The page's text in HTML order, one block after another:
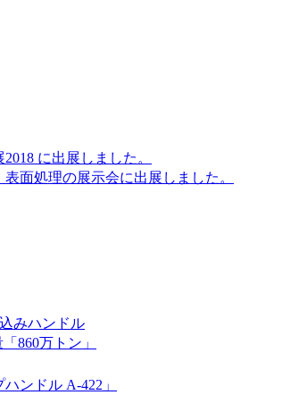
に出展しました。
面処理の展示会に出展しました。
みハンドル
860万トン」
ンドル A-422」